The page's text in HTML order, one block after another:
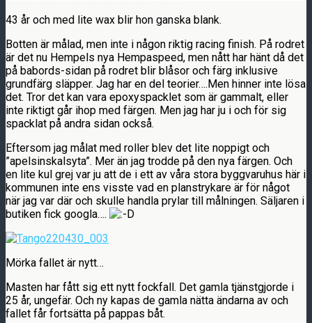
43 år och med lite wax blir hon ganska blank.
Botten är målad, men inte i någon riktig racing finish. På rodret
är det nu Hempels nya Hempaspeed, men nått har hänt då det
på babords-sidan på rodret blir blåsor och färg inklusive
grundfärg släpper. Jag har en del teorier….Men hinner inte lösa
det. Tror det kan vara epoxyspacklet som är gammalt, eller
inte riktigt går ihop med färgen. Men jag har ju i och för sig
spacklat på andra sidan också.
Eftersom jag målat med roller blev det lite noppigt och
”apelsinskalsyta”. Mer än jag trodde på den nya färgen. Och
en lite kul grej var ju att de i ett av våra stora byggvaruhus här i
kommunen inte ens visste vad en planstrykare är för något
när jag var där och skulle handla prylar till målningen. Säljaren i
butiken fick googla….
Mörka fallet är nytt…
Masten har fått sig ett nytt fockfall. Det gamla tjänstgjorde i
25 år, ungefär. Och ny kapas de gamla nätta ändarna av och
fallet får fortsätta på pappas båt.